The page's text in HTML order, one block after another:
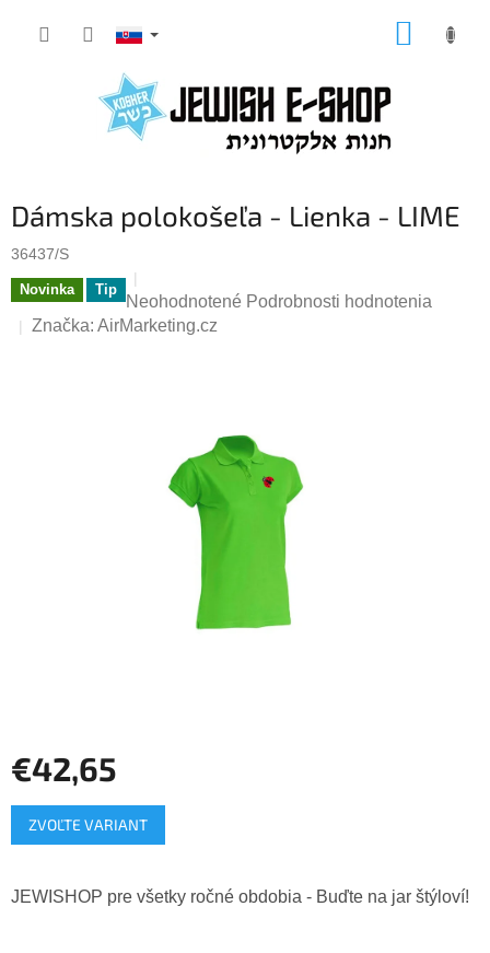
Dámska polokošeľa - Lienka - LIME
36437/S
Novinka Tip
Priemerné
hodnotenie
hviezdičiek.
Neohodnotené Podrobnosti hodnotenia
Značka: AirMarketing.cz
€42,65
Jednotková
cena:
ZVOĽTE VARIANT
JEWISHOP pre všetky ročné obdobia - Buďte na jar štýloví!